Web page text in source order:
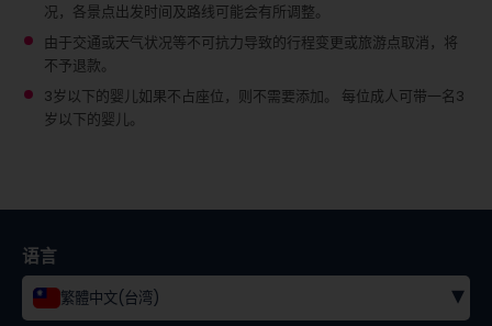
况，各景点出发时间及路线可能会有所调整。
由于交通或天气状况等不可抗力导致的行程变更或旅游点取消，将
不予退款。
3岁以下的婴儿如果不占座位，则不需要添加。
每位成人可带一名3
岁以下的婴儿。
语言
繁體中文(台湾) ▾